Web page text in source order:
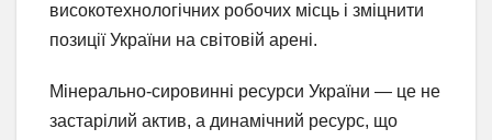
високотехнологічних робочих місць і зміцнити
позиції України на світовій арені.
Мінерально-сировинні ресурси України — це не
застарілий актив, а динамічний ресурс, що